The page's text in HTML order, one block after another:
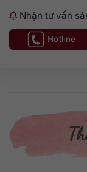
Nhận tư vấn
Hotline